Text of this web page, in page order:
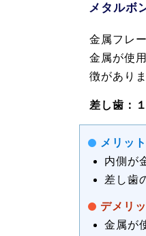
メタルボ
金属フレ
金属が使
徴があり
差し歯：
メリット
内側が
差し歯
デメリ
金属が